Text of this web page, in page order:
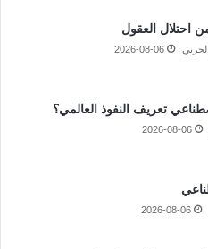
احتلال العقول
2026-08-06
تعريف النفوذ العالمي؟
2026-08-06
2026-08-06